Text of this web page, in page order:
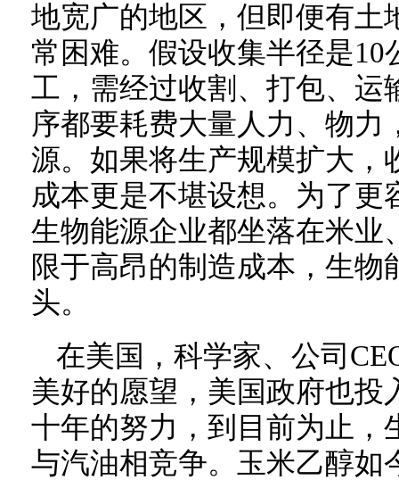
地宽广的地区，但即便有土
常困难。假设收集半径是
工，需经过收割、打包、运
序都要耗费大量人力、物力
源。如果将生产规模扩大，
成本更是不堪设想。为了更
生物能源企业都坐落在米业
限于高昂的制造成本，生
头。
在美国，科学家、公司
美好的愿望，美国政府也投
十年的努力，到目前为止，
与汽油相竞争。玉米乙醇如